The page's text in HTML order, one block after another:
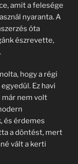
amit a felesége
nyaranta. A
óta
észrevette,
hogy a régi
Ez havi
nem volt
és érdemes
a döntést, mert
vált a kerti